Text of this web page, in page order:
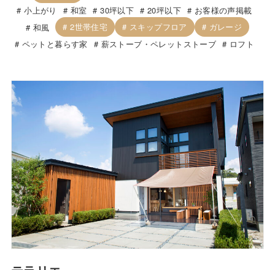
小上がり
和室 30坪以下 20坪以下
お客様の声掲載
和風
2世帯住宅 スキップフロア
ガレージ
ペットと暮らす家
薪ストーブ・ペレットストーブ ロフト